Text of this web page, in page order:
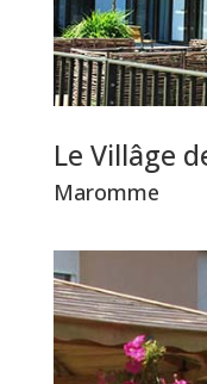
Le Villâge
Maromme